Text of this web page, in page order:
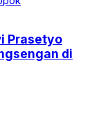
Prasetyo
di